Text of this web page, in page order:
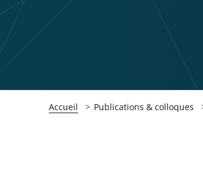
Accueil Publications & colloques